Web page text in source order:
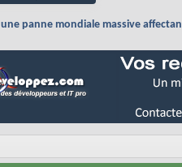
panne mondiale massive